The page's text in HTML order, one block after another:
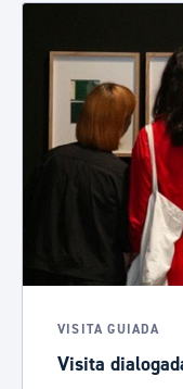
VISITA GUIADA
Visita